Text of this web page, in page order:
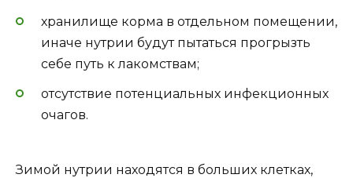
хранилище корма в отдельном помещении,
иначе нутрии будут пытаться прогрызть
себе путь к лакомствам;
отсутствие потенциальных инфекционных
очагов.
Зимой нутрии находятся в больших клетках,